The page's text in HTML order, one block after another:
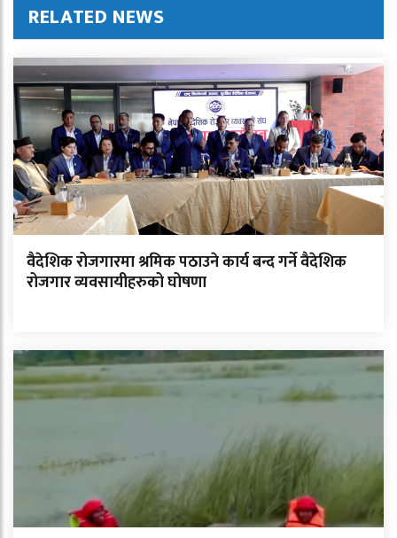
RELATED NEWS
वैदेशिक रोजगारमा श्रमिक पठाउने कार्य बन्द गर्ने वैदेशिक
रोजगार व्यवसायीहरुको घोषणा